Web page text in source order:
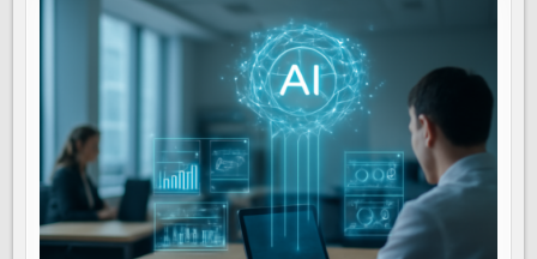
ZU
DATENSCHUTZ,
KUNDENTRUST
UND
INTEGRER
DATENVERARBEITUNG